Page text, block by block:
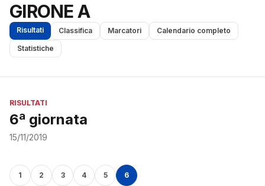
GIRONE A
Risultati Classifica Marcatori
Calendario completo
Statistiche
RISULTATI
6ª giornata
15/11/2019
1 2 3 4 5 6